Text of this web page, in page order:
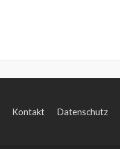
Kontakt Datenschutz